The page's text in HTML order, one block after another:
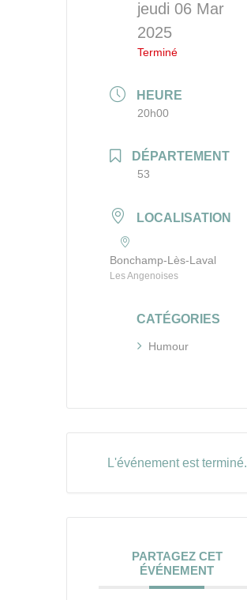
jeudi 06 Mar
2025
Terminé
HEURE
20h00
DÉPARTEMENT
53
LOCALISATION
Bonchamp-Lès-Laval
Les Angenoises
CATÉGORIES
Humour
L'événement est terminé.
PARTAGEZ CET
ÉVÉNEMENT